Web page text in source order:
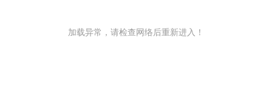
加载异常，请检查网络后重新进入！